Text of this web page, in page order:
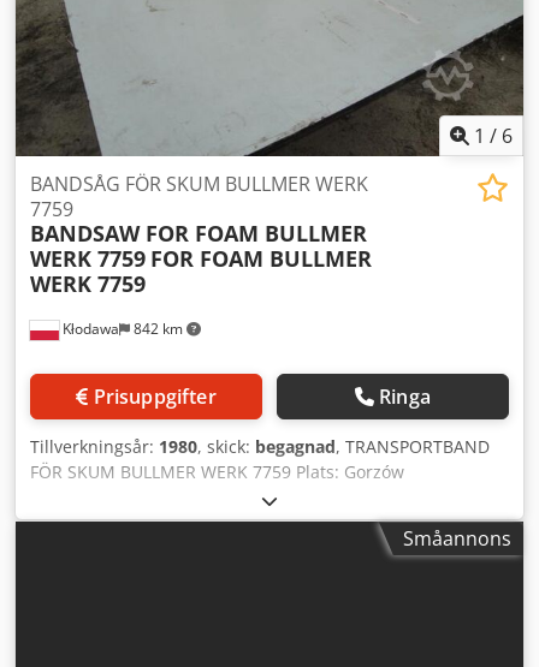
1 / 6
Kłodawa 842 km
BANDSÅG FÖR SKUM BULLMER WERK
7759
BANDSAW FOR FOAM BULLMER
WERK 7759 FOR FOAM BULLMER
WERK 7759
Prisuppgifter Ringa
Tillverkningsår: 1980, skick: begagnad, TRANSPORTBAND
FÖR SKUM BULLMER WERK 7759 Plats: Gorzów
Wielkopolski. Leveransvillkor: Avhämtning.
Leveranskostnad: Köparen står för kostnaden. Credpfx
Anscr Ru De Eef Uppstartstyp: Enligt överenskommelse.
Småannons